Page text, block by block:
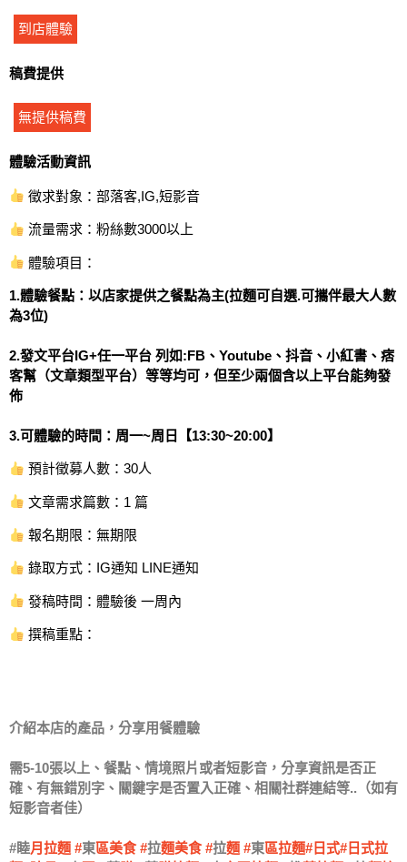
到店體驗
稿費提供
無提供稿費
體驗活動資訊
徵求對象：部落客,IG,短影音
流量需求：粉絲數3000以上
體驗項目：
1.體驗餐點：以店家提供之餐點為主(拉麵可自選.可攜伴最大人數
為3位)
2.發文平台IG+任一平台 列如:FB、Youtube、抖音、小紅書、痞
客幫（文章類型平台）等等均可，但至少兩個含以上平台能夠發
佈
3.可體驗的時間：周一~周日【13:30~20:00】
預計徵募人數：30人
文章需求篇數：1 篇
報名期限：無期限
錄取方式：IG通知 LINE通知
發稿時間：體驗後 一周內
撰稿重點：
介紹本店的產品，分享用餐體驗
需5-10張以上、餐點、情境照片或者短影音，分享資訊是否正
確、有無錯別字、關鍵字是否置入正確、相關社群連結等..（如有
短影音者佳）
#睦月拉麵 #東區美食 #拉麵美食 #拉麵 #東區拉麵#日式#日式拉